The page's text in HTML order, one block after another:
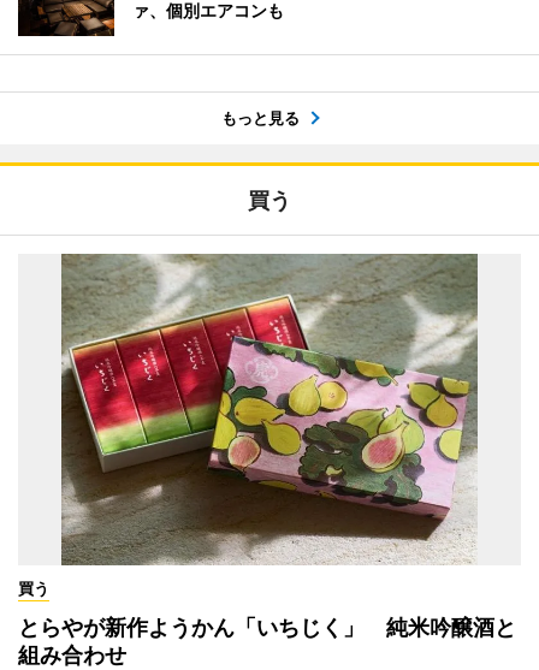
ァ、個別エアコンも
もっと見る
買う
買う
とらやが新作ようかん「いちじく」 純米吟醸酒と
組み合わせ